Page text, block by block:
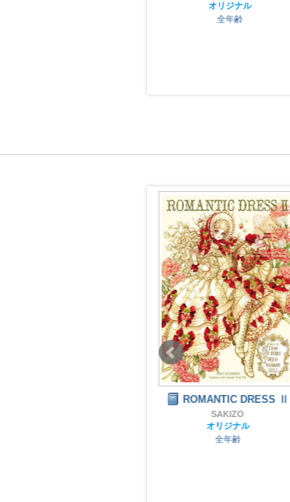
オリジナル
全年齢
ROMANTIC DRESS Ⅱ
SAKIZO
オリジナル
全年齢